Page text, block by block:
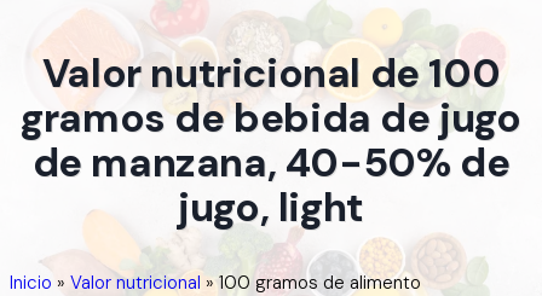
Valor nutricional de 100
gramos de bebida de jugo
de manzana, 40-50% de
jugo, light
Inicio » Valor nutricional »100 gramos de alimento